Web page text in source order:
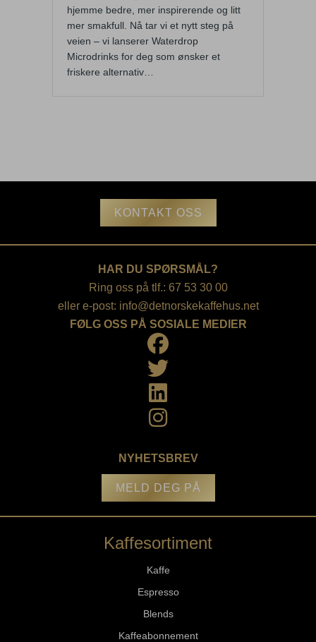
hjemme bedre, mer inspirerende og litt
mer smakfull. Nå tar vi et nytt steg på
veien – vi lanserer Waterdrop
Microdrinks for deg som ønsker et
friskere alternativ…
KONTAKT OSS
HAR DU SPØRSMÅL?
Ring oss på tlf.: 67 53 30 00
eller e-post: info@detnorskekaffehus.net
FØLG OSS PÅ SOSIALE MEDIER
NYHETSBREV
MELD DEG PÅ
Kaffesortiment
Kaffe
Espresso
Blends
Kaffeabonnement